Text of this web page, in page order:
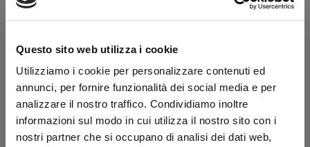
Questo sito web utilizza i cookie
Utilizziamo i cookie per personalizzare contenuti ed
annunci, per fornire funzionalità dei social media e per
analizzare il nostro traffico. Condividiamo inoltre
informazioni sul modo in cui utilizza il nostro sito con i
nostri partner che si occupano di analisi dei dati web,
Transazione sicura
Hai la partita IVA?
Dicono di noi